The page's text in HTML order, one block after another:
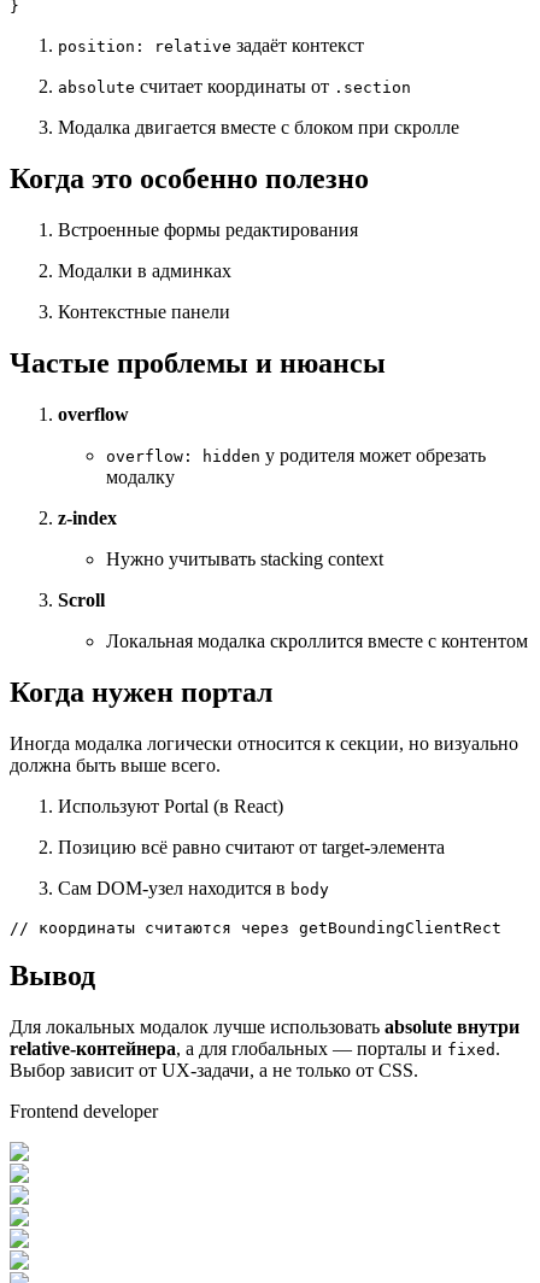
position: relative задаёт контекст
absolute считает координаты от .section
Модалка двигается вместе с блоком при скролле
Когда это особенно полезно
Встроенные формы редактирования
Модалки в админках
Контекстные панели
Частые проблемы и нюансы
overflow
overflow: hidden у родителя может обрезать
модалку
z-index
Нужно учитывать stacking context
Scroll
Локальная модалка скроллится вместе с контентом
Когда нужен портал
Иногда модалка логически относится к секции, но визуально
должна быть выше всего.
Используют Portal (в React)
Позицию всё равно считают от target-элемента
Сам DOM-узел находится в body
// координаты считаются через getBoundingClientRect
Вывод
Для локальных модалок лучше использовать absolute внутри
relative-контейнера, а для глобальных — порталы и fixed .
Выбор зависит от UX-задачи, а не только от CSS.
Frontend developer